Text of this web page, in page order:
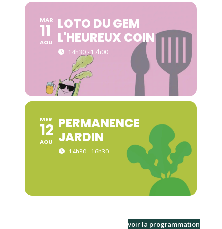
MAR
11
AOU
LOTO DU GEM
L'HEUREUX COIN
14h30 - 17h00
MER
12
AOU
PERMANENCE
JARDIN
14h30 - 16h30
voir la programmation